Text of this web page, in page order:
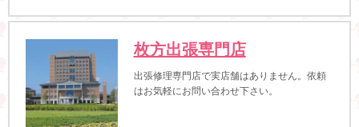
枚方出張専門店
出張修理専門店で実店舗はありません。依頼
はお気軽にお問い合わせ下さい。